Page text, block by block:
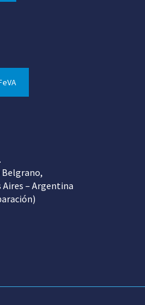
Belgrano,
Aires – Argentina